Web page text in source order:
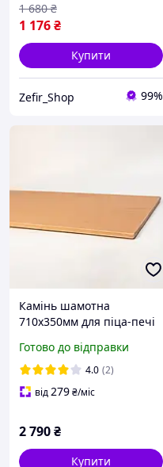
1 176₴
1 680 ₴
Купити
Zefir_Shop 99%
Камінь шамотна
710х350мм для піца-печі
Готово до відправки
4.0 (2)
від279₴/міс
2 790₴
Купити